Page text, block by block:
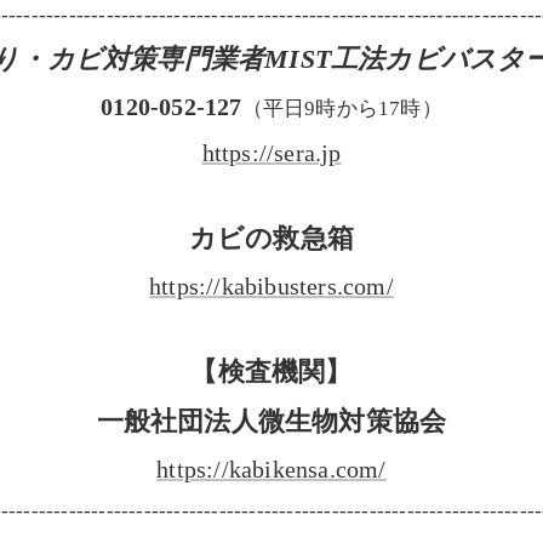
・カビ対策専門業者MIST工法カビバスタ
0120-052-127 （平日9時から17時）
https://sera.jp
カビの救急箱
https://kabibusters.com/
【検査機関】
一般社団法人微生物対策協会
https://kabikensa.com/